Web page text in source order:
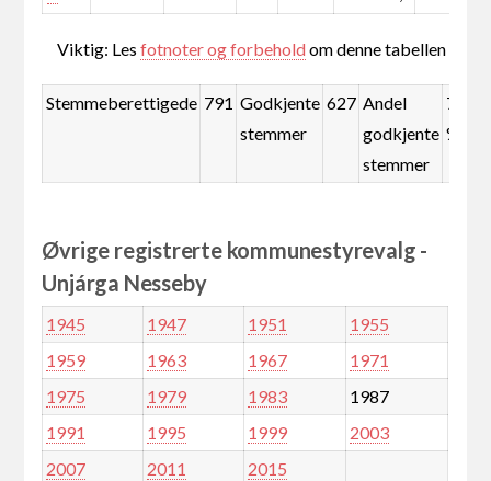
Viktig: Lesfotnoter og forbeholdom denne tabellen
Stemmeberettigede 791 Godkjente
stemmer
627 Andel
godkjente
stemmer
79,3
%
Øvrige registrerte kommunestyrevalg -
Unjárga Nesseby
1945 1947 1951
1955
1959
1963 1967
1971
1975
1979 1983
1987
1991
1995 1999
2003
2007
2011 2015